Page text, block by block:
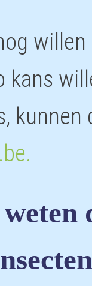
kans